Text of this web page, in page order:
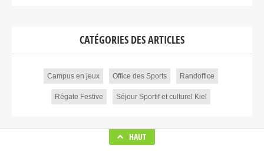
CATÉGORIES DES ARTICLES
Campus en jeux Office des Sports Randoffice
Régate Festive Séjour Sportif et culturel Kiel
HAUT